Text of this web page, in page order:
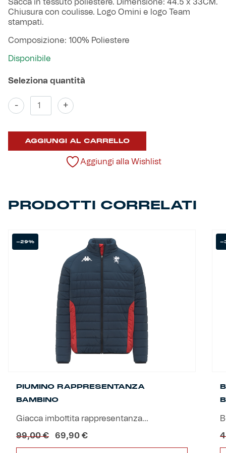
Robe di Kappa x Genoa
Vintage Collection
Red&Blue Voices
Accessori
Helan x Genoa
Isolani x Genoa
Gift Card Online Store
Fortissimo batte il mio cuor
originale
era:
attuale
è:
Sacca in tessuto poliestere. Dimensione: 44.5 x 33CM.
Chiusura con coulisse. Logo Omini e logo Team
stampati.
Composizione: 100% Poliestere
Disponibile
-
Sacca
quantità
+
AGGIUNGI AL CARRELLO
Aggiungi alla Wishlist
PRODOTTI CORRELATI
-
-29%
PIUMINO RAPPRESENTANZA
BAMBINO
Giacca imbottita rappresentanza...
99,00€ 69,90 €Il